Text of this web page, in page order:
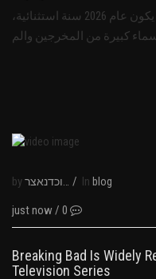
يتوقع عشاق السينما حول العالم أن يكون عام 2026 سنة استثنائية،
by / In blog
just now / 0
Breaking Bad Is Widely
Television Series